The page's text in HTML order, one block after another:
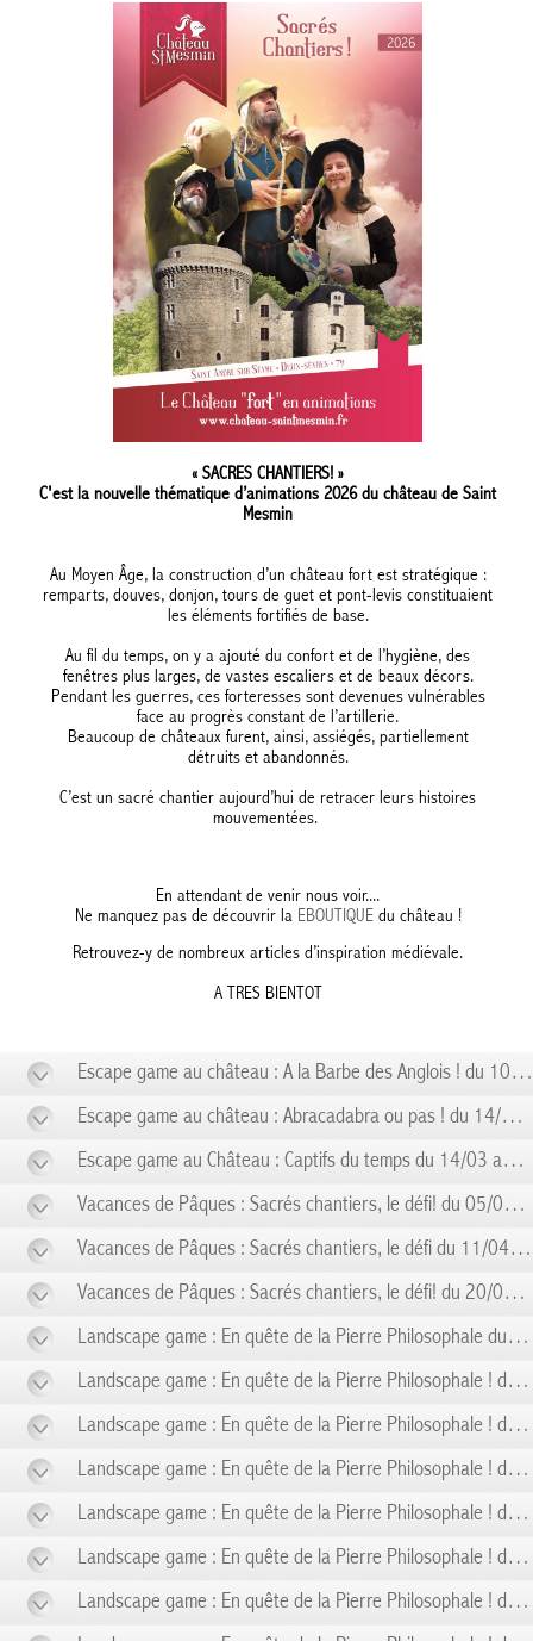
« SACRES CHANTIERS! »
C'est la nouvelle thématique d’animations 2026 du château de Saint
Mesmin
Au Moyen Âge, la construction d’un château fort est stratégique :
remparts, douves, donjon, tours de guet et pont-levis constituaient
les éléments fortifiés de base.
Au fil du temps, on y a ajouté du confort et de l’hygiène, des
fenêtres plus larges, de vastes escaliers et de beaux décors.
Pendant les guerres, ces forteresses sont devenues vulnérables
face au progrès constant de l’artillerie.
Beaucoup de châteaux furent, ainsi, assiégés, partiellement
détruits et abandonnés.
C’est un sacré chantier aujourd’hui de retracer leurs histoires
mouvementées.
En attendant de venir nous voir....
Ne manquez pas de découvrir la EBOUTIQUEdu château !
Retrouvez-y de nombreux articles d’inspiration médiévale.
A TRES BIENTOT
Escape game au château : A la Barbe des Anglois ! du 10/01 au 10/01
Escape game au château : Abracadabra ou pas ! du 14/02 au 14/02
Escape game au Château : Captifs du temps du 14/03 au 14/03
Vacances de Pâques : Sacrés chantiers, le défi! du 05/04 au 10/04
Vacances de Pâques : Sacrés chantiers, le défi du 11/04 au 19/04
Vacances de Pâques : Sacrés chantiers, le défi! du 20/04 au 26/04
Landscape game : En quête de la Pierre Philosophale du 01/05 au 01/05
Landscape game : En quête de la Pierre Philosophale ! du 03/05 au 03/05
Landscape game : En quête de la Pierre Philosophale ! du 08/05 au 08/05
Landscape game : En quête de la Pierre Philosophale ! du 10/05 au 10/05
Landscape game : En quête de la Pierre Philosophale ! du 14/05 au 14/05
Landscape game : En quête de la Pierre Philosophale ! du 17/05 au 17/05
Landscape game : En quête de la Pierre Philosophale ! du 24/05 au 24/05